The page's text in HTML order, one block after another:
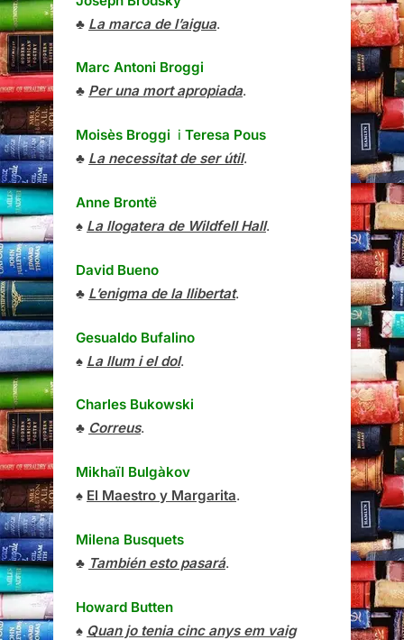
♣ La marca de l’aigua.
Marc Antoni Broggi
♣ Per una mort apropiada.
Moisès Broggi i Teresa Pous
♣ La necessitat de ser útil.
Anne Brontë
♠ La llogatera de Wildfell Hall.
David Bueno
♣ L’enigma de la llibertat.
Gesualdo Bufalino
♠ La llum i el dol.
Charles Bukowski
♣ Correus.
Mikhaïl Bulgàkov
♠ El Maestro y Margarita.
Milena Busquets
♣ También esto pasará.
Howard Butten
♠ Quan jo tenia cinc anys em vaig